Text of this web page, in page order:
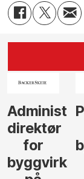
HR-
rådgiver